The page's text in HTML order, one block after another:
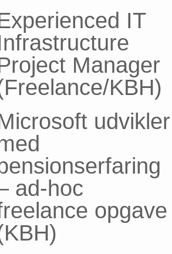
IT
Manager
KBH)
udvikler
ad-hoc
opgave